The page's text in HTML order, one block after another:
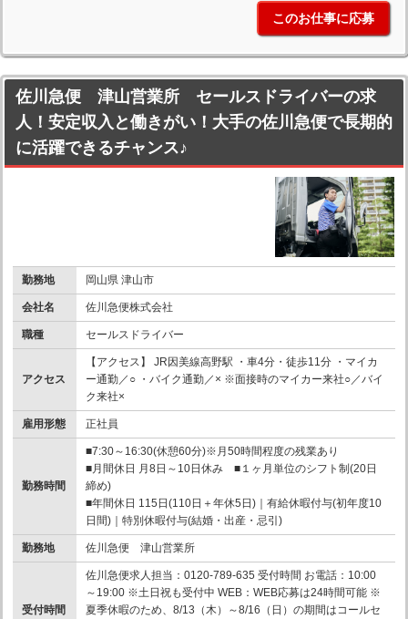
このお仕事に応募
佐川急便 津山営業所 セールスドライバーの求
人！安定収入と働きがい！大手の佐川急便で長期的
に活躍できるチャンス♪
勤務地 岡山県 津山市
会社名 佐川急便株式会社
職種 セールスドライバー
アクセス
【アクセス】 JR因美線高野駅 ・車4分・徒歩11分 ・マイカ
ー通勤／○ ・バイク通勤／× ※面接時のマイカー来社○／バイ
ク来社×
雇用形態 正社員
勤務時間
■7:30～16:30(休憩60分)※月50時間程度の残業あり
■月間休日 月8日～10日休み ■１ヶ月単位のシフト制(20日
締め)
■年間休日 115日(110日＋年休5日)｜有給休暇付与(初年度10
日間)｜特別休暇付与(結婚・出産・忌引)
勤務地 佐川急便 津山営業所
受付時間
佐川急便求人担当：0120-789-635 受付時間 お電話：10:00
～19:00 ※土日祝も受付中 WEB：WEB応募は24時間可能 ※
夏季休暇のため、8/13（木）～8/16（日）の期間はコールセ